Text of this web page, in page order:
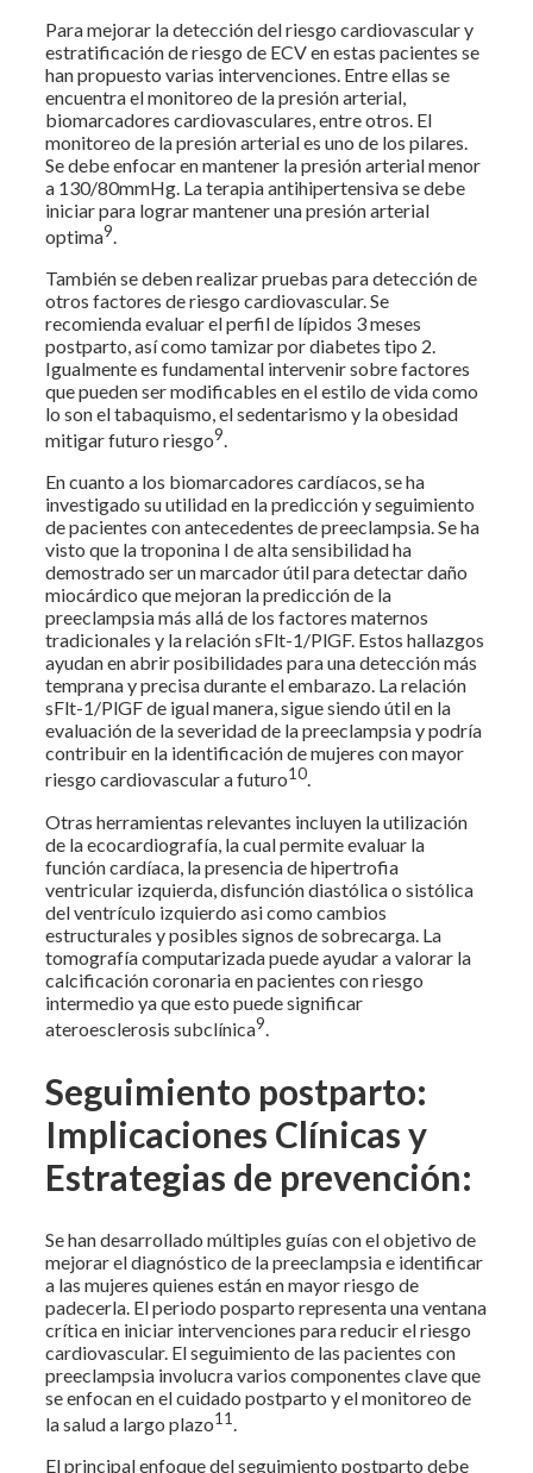
Para mejorar la detección del riesgo cardiovascular y
estratificación de riesgo de ECV en estas pacientes se
han propuesto varias intervenciones. Entre ellas se
encuentra el monitoreo de la presión arterial,
biomarcadores cardiovasculares, entre otros. El
monitoreo de la presión arterial es uno de los pilares.
Se debe enfocar en mantener la presión arterial menor
a 130/80mmHg. La terapia antihipertensiva se debe
iniciar para lograr mantener una presión arterial
optima9.
También se deben realizar pruebas para detección de
otros factores de riesgo cardiovascular. Se
recomienda evaluar el perfil de lípidos 3 meses
postparto, así como tamizar por diabetes tipo 2.
Igualmente es fundamental intervenir sobre factores
que pueden ser modificables en el estilo de vida como
lo son el tabaquismo, el sedentarismo y la obesidad
mitigar futuro riesgo9.
En cuanto a los biomarcadores cardíacos, se ha
investigado su utilidad en la predicción y seguimiento
de pacientes con antecedentes de preeclampsia. Se ha
visto que la troponina I de alta sensibilidad ha
demostrado ser un marcador útil para detectar daño
miocárdico que mejoran la predicción de la
preeclampsia más allá de los factores maternos
tradicionales y la relación sFlt-1/PlGF. Estos hallazgos
ayudan en abrir posibilidades para una detección más
temprana y precisa durante el embarazo. La relación
sFlt-1/PlGF de igual manera, sigue siendo útil en la
evaluación de la severidad de la preeclampsia y podría
contribuir en la identificación de mujeres con mayor
riesgo cardiovascular a futuro10.
Otras herramientas relevantes incluyen la utilización
de la ecocardiografía, la cual permite evaluar la
función cardíaca, la presencia de hipertrofia
ventricular izquierda, disfunción diastólica o sistólica
del ventrículo izquierdo asi como cambios
estructurales y posibles signos de sobrecarga. La
tomografía computarizada puede ayudar a valorar la
calcificación coronaria en pacientes con riesgo
intermedio ya que esto puede significar
ateroesclerosis subclínica9.
Seguimiento postparto:
Implicaciones Clínicas y
Estrategias de prevención:
Se han desarrollado múltiples guías con el objetivo de
mejorar el diagnóstico de la preeclampsia e identificar
a las mujeres quienes están en mayor riesgo de
padecerla. El periodo posparto representa una ventana
crítica en iniciar intervenciones para reducir el riesgo
cardiovascular. El seguimiento de las pacientes con
preeclampsia involucra varios componentes clave que
se enfocan en el cuidado postparto y el monitoreo de
la salud a largo plazo11.
El principal enfoque del seguimiento postparto debe